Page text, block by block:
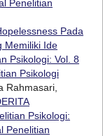
Penelitian
Pada
Memiliki Ide
Psikologi: Vol. 8
Psikologi
Rahmasari,
Psikologi:
Penelitian